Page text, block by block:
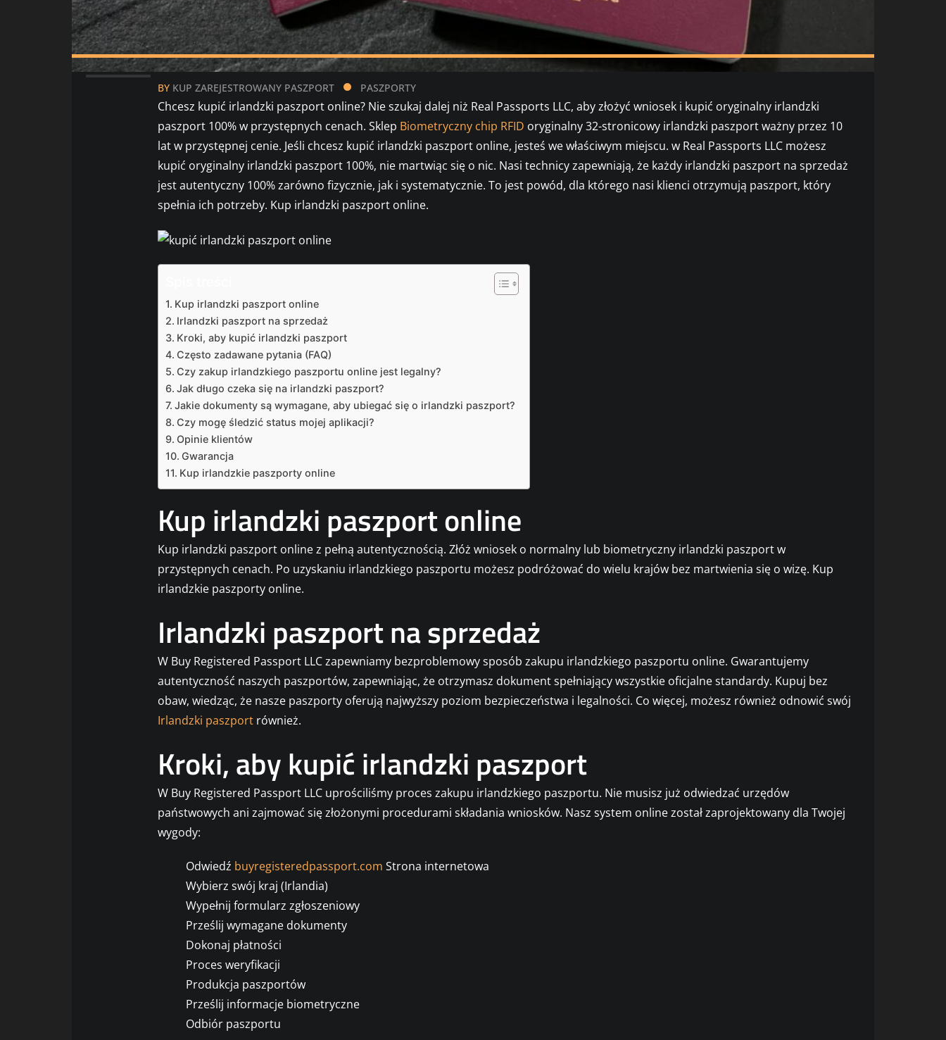
BY KUP ZAREJESTROWANY PASZPORT PASZPORTY
Chcesz kupić irlandzki paszport online? Nie szukaj dalej niż Real Passports LLC, aby złożyć wniosek i kupić oryginalny irlandzki
paszport 100% w przystępnych cenach. Sklep Biometryczny chip RFID oryginalny 32-stronicowy irlandzki paszport ważny przez 10
lat w przystępnej cenie. Jeśli chcesz kupić irlandzki paszport online, jesteś we właściwym miejscu. w Real Passports LLC możesz
kupić oryginalny irlandzki paszport 100%, nie martwiąc się o nic. Nasi technicy zapewniają, że każdy irlandzki paszport na sprzedaż
jest autentyczny 100% zarówno fizycznie, jak i systematycznie. To jest powód, dla którego nasi klienci otrzymują paszport, który
spełnia ich potrzeby. Kup irlandzki paszport online.
Kup irlandzki paszport online
Irlandzki paszport na sprzedaż
Kroki, aby kupić irlandzki paszport
Często zadawane pytania (FAQ)
Czy zakup irlandzkiego paszportu online jest legalny?
Jak długo czeka się na irlandzki paszport?
Jakie dokumenty są wymagane, aby ubiegać się o irlandzki paszport?
Czy mogę śledzić status mojej aplikacji?
Opinie klientów
Gwarancja
Kup irlandzkie paszporty online
Kup irlandzki paszport online
Kup irlandzki paszport online z pełną autentycznością. Złóż wniosek o normalny lub biometryczny irlandzki paszport w
przystępnych cenach. Po uzyskaniu irlandzkiego paszportu możesz podróżować do wielu krajów bez martwienia się o wizę. Kup
irlandzkie paszporty online.
Irlandzki paszport na sprzedaż
W Buy Registered Passport LLC zapewniamy bezproblemowy sposób zakupu irlandzkiego paszportu online. Gwarantujemy
autentyczność naszych paszportów, zapewniając, że otrzymasz dokument spełniający wszystkie oficjalne standardy. Kupuj bez
obaw, wiedząc, że nasze paszporty oferują najwyższy poziom bezpieczeństwa i legalności. Co więcej, możesz również odnowić swój
Irlandzki paszport również.
Kroki, aby kupić irlandzki paszport
W Buy Registered Passport LLC uprościliśmy proces zakupu irlandzkiego paszportu. Nie musisz już odwiedzać urzędów
państwowych ani zajmować się złożonymi procedurami składania wniosków. Nasz system online został zaprojektowany dla Twojej
wygody:
Odwiedź buyregisteredpassport.com Strona internetowa
Wybierz swój kraj (Irlandia)
Wypełnij formularz zgłoszeniowy
Prześlij wymagane dokumenty
Dokonaj płatności
Proces weryfikacji
Produkcja paszportów
Prześlij informacje biometryczne
Odbiór paszportu